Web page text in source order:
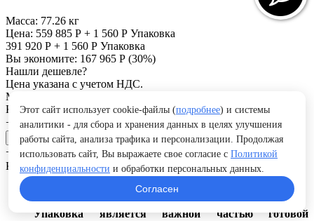
Масса: 77.26 кг
Цена: 559 885 Р + 1 560 Р Упаковка
391 920 Р + 1 560 Р Упаковка
Вы экономите: 167 965 Р (30%)
Нашли дешевле?
Цена указана с учетом НДС.
МОДЕЛЬ:
Кол-во:
+
−
В корзину
+
−
Купить в 1 клик Отложить Сравнить
Упаковка является важной частью готовой
Этот сайт использует cookie-файлы (подробнее) и системы
аналитики - для сбора и хранения данных в целях улучшения
работы сайта, анализа трафика и персонализации. Продолжая
использовать сайт, Вы выражаете свое согласие с Политикой
конфиденциальности и обработки персональных данных.
Согласен